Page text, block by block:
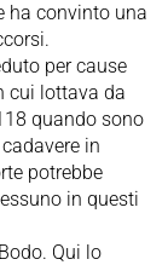
ha convinto una
per cause
cui lottava da
quando sono
in
potrebbe
in questi
Qui lo